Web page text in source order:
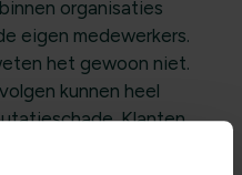
organisaties
eigen medewerkers.
het gewoon niet.
kunnen heel
Klanten
het belangrijk dat